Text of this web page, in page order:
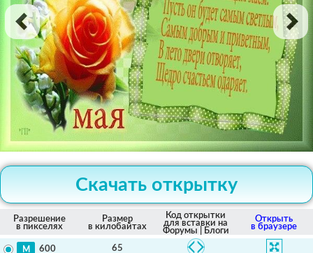
Скачать открытку
Разрешение
в пикселях
Размер
в килобайтах
Код открытки
для вставки на
Форумы | Блоги
Открыть
в браузере
600 65